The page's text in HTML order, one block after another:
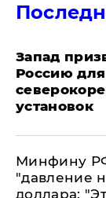
Запад
Россию
установок
Минфину
"давление
доллара: